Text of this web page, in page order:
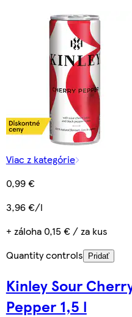
Viac z kategórie
0,99 €
3,96 €/l
+ záloha 0,15 € / za kus
Quantity controls
Pridať
Kinley Sour
Pepper 1,5 l